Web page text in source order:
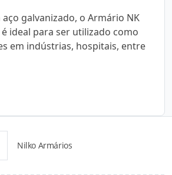
galvanizado, o Armário NK
é ideal para ser utilizado como
em indústrias, hospitais, entre
Nilko Armários
para Download